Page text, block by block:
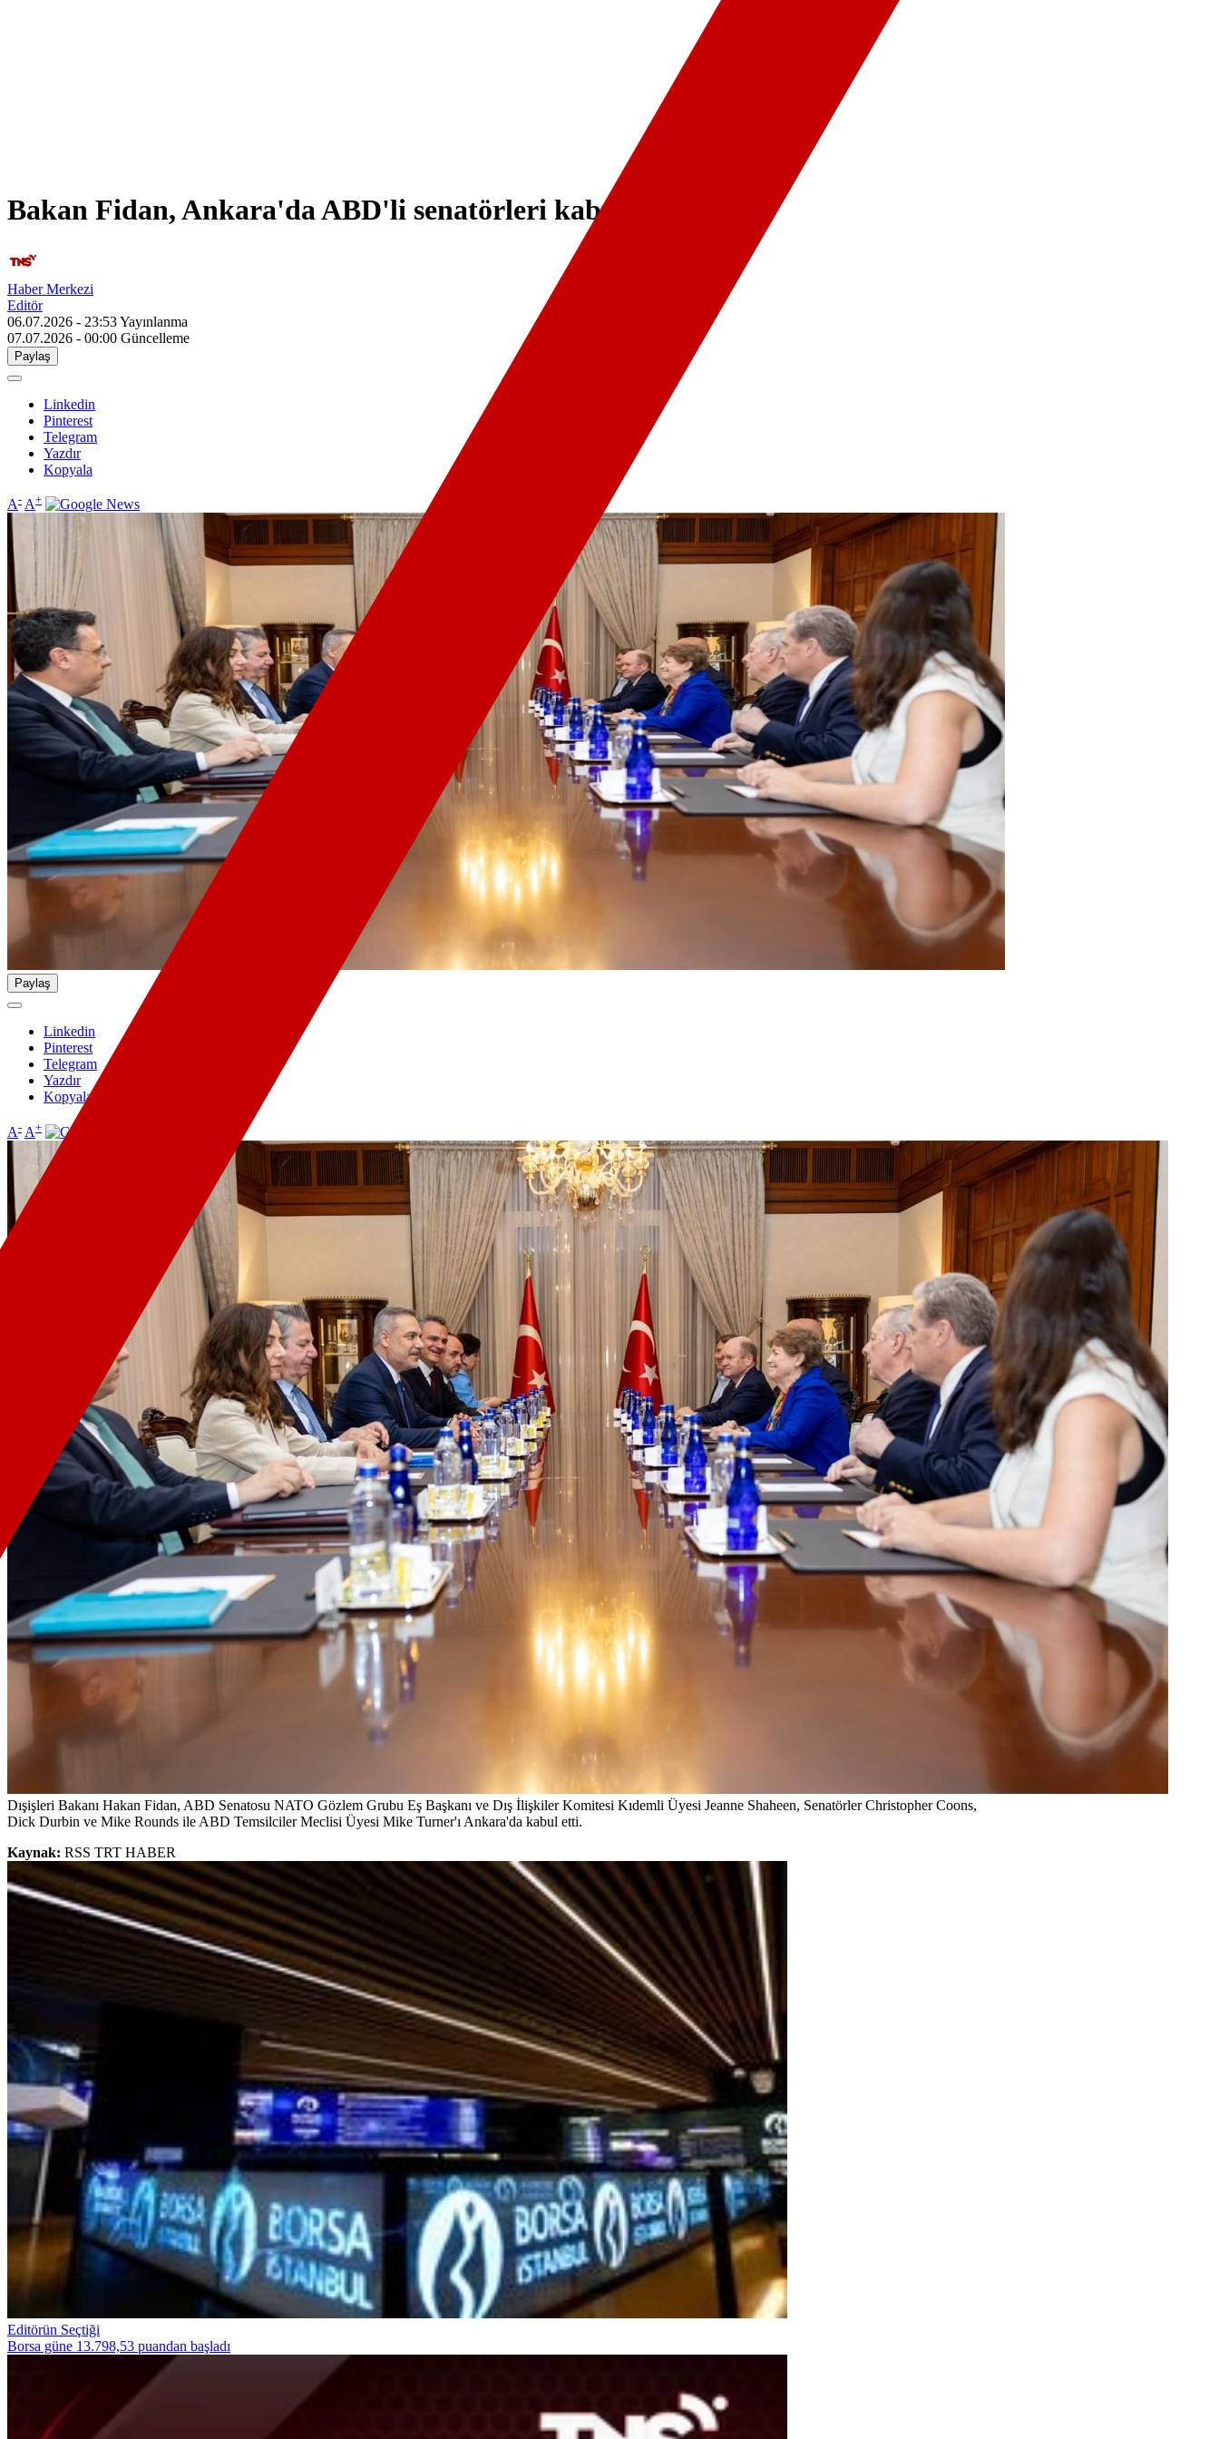
Bakan Fidan, Ankara'da ABD'li senatörleri kabul etti
Haber Merkezi
Editör
06.07.2026 - 23:53Yayınlanma
07.07.2026 - 00:00 Güncelleme
Paylaş
Linkedin
Pinterest
Telegram
Yazdır
Kopyala
A- A+
Paylaş
Linkedin
Pinterest
Telegram
Yazdır
Kopyala
A- A+
Dışişleri Bakanı Hakan Fidan, ABD Senatosu NATO Gözlem Grubu Eş Başkanı ve Dış İlişkiler Komitesi Kıdemli Üyesi Jeanne Shaheen, Senatörler Christopher Coons,
Dick Durbin ve Mike Rounds ile ABD Temsilciler Meclisi Üyesi Mike Turner'ı Ankara'da kabul etti.
Kaynak: RSS TRT HABER
Editörün Seçtiği
Borsa güne 13.798,53 puandan başladı